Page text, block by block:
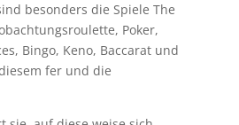
besonders die Spiele The
Poker,
Bingo, Keno, Baccarat und
fer und die